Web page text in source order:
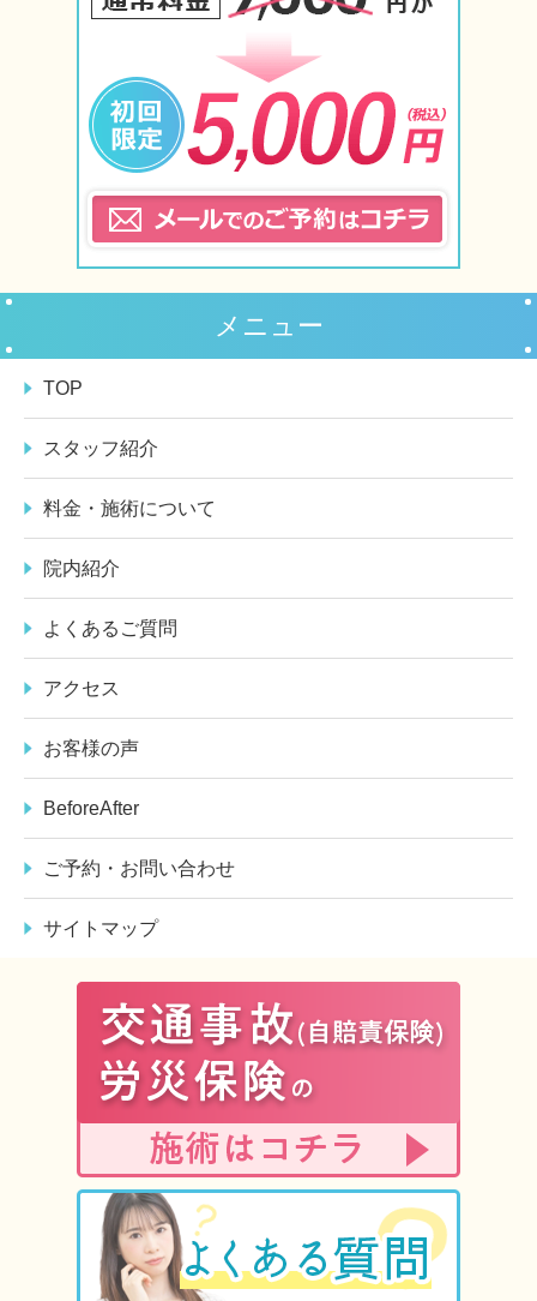
メニュー
TOP
スタッフ紹介
料金・施術について
院内紹介
よくあるご質問
アクセス
お客様の声
BeforeAfter
ご予約・お問い合わせ
サイトマップ